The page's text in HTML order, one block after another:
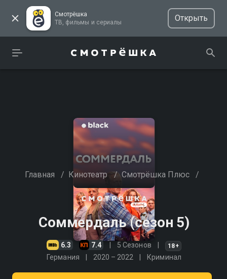
Смотрёшка
ТВ, фильмы и сериалы
Открыть
Главная / Кинотеатр / Смотрёшка Плюс /
Соммердаль (сезон 5)
6.3 7.4 5 Сезонов 18+
Германия 2020 – 2022 Криминал